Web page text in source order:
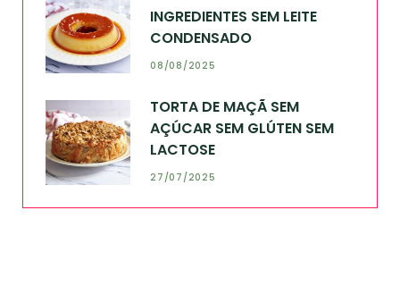
INGREDIENTES SEM LEITE
CONDENSADO
08/08/2025
TORTA DE MAÇÃ SEM
AÇÚCAR SEM GLÚTEN SEM
LACTOSE
27/07/2025